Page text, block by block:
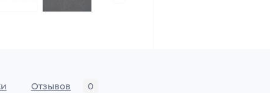
Отзывов 0